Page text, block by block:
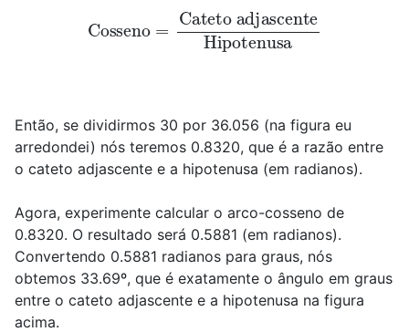
Cateto adjascenteHipotenusa
Então, se dividirmos 30 por 36.056 (na figura eu
arredondei) nós teremos 0.8320, que é a razão entre
o cateto adjascente e a hipotenusa (em radianos).
Agora, experimente calcular o arco-cosseno de
0.8320. O resultado será 0.5881 (em radianos).
Convertendo 0.5881 radianos para graus, nós
obtemos 33.69º, que é exatamente o ângulo em graus
entre o cateto adjascente e a hipotenusa na figura
acima.